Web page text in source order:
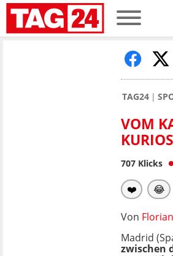
TAG24
VOM
707 Klicks
❤️ 😂
Von
Madrid
zwischen